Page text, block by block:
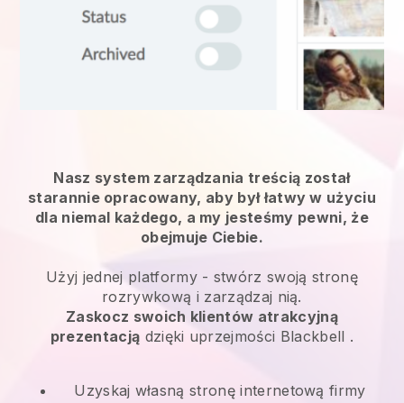
Nasz system zarządzania treścią został
starannie opracowany, aby był łatwy w użyciu
dla niemal każdego, a my jesteśmy pewni, że
obejmuje Ciebie.
Użyj jednej platformy - stwórz swoją stronę
rozrywkową i zarządzaj nią.
Zaskocz swoich klientów atrakcyjną
prezentacją dzięki uprzejmości Blackbell .
Uzyskaj własną stronę internetową firmy